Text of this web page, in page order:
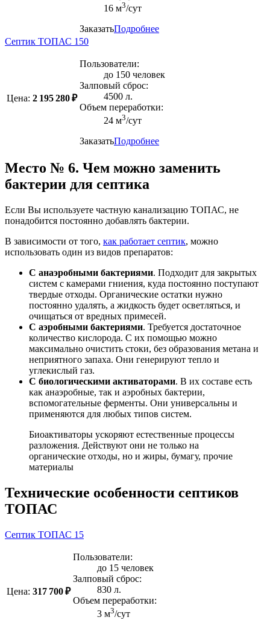
16 м3/сут
ЗаказатьПодробнее
Септик ТОПАС 150
Цена: 2 195 280 ₽
Пользователи:
до 150 человек
Залповый сброс:
4500 л.
Объем переработки:
24 м3/сут
ЗаказатьПодробнее
Место № 6. Чем можно заменить
бактерии для септика
Если Вы используете частную канализацию ТОПАС, не
понадобится постоянно добавлять бактерии.
В зависимости от того, как работает септик, можно
использовать один из видов препаратов:
С анаэробными бактериями. Подходит для закрытых
систем с камерами гниения, куда постоянно поступают
твердые отходы. Органические остатки нужно
постоянно удалять, а жидкость будет осветляться, и
очищаться от вредных примесей.
С аэробными бактериями. Требуется достаточное
количество кислорода. С их помощью можно
максимально очистить стоки, без образования метана и
неприятного запаха. Они генерируют тепло и
углекислый газ.
С биологическими активаторами. В их составе есть
как анаэробные, так и аэробных бактерии,
вспомогательные ферменты. Они универсальны и
применяются для любых типов систем.
Биоактиваторы ускоряют естественные процессы
разложения. Действуют они не только на
органические отходы, но и жиры, бумагу, прочие
материалы
Технические особенности септиков
ТОПАС
Септик ТОПАС 15
Цена: 317 700 ₽
Пользователи:
до 15 человек
Залповый сброс:
830 л.
Объем переработки:
3 м3/сут